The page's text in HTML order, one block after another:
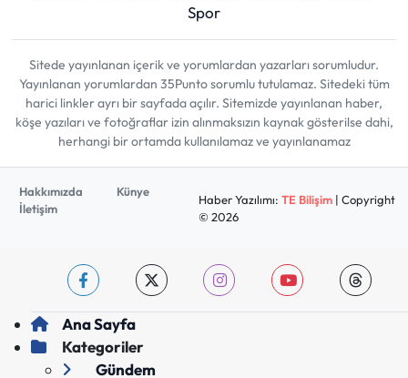
Spor
Sitede yayınlanan içerik ve yorumlardan yazarları sorumludur.
Yayınlanan yorumlardan 35Punto sorumlu tutulamaz. Sitedeki tüm
harici linkler ayrı bir sayfada açılır. Sitemizde yayınlanan haber,
köşe yazıları ve fotoğraflar izin alınmaksızın kaynak gösterilse dahi,
herhangi bir ortamda kullanılamaz ve yayınlanamaz
Hakkımızda
Künye
İletişim
Haber Yazılımı: TE Bilişim| Copyright
© 2026
Ana Sayfa
Kategoriler
Gündem